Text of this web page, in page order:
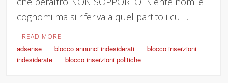
cognomi ma si riferiva a quel partito i cui …
READ MORE
adsense blocco annunci indesiderati
blocco inserzioni
indesiderate
blocco inserzioni politiche